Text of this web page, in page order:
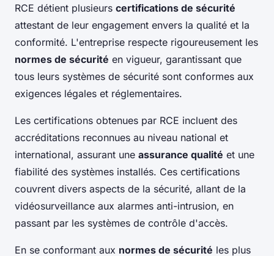
RCE détient plusieurs certifications de sécurité
attestant de leur engagement envers la qualité et la
conformité. L'entreprise respecte rigoureusement les
normes de sécurité en vigueur, garantissant que
tous leurs systèmes de sécurité sont conformes aux
exigences légales et réglementaires.
Les certifications obtenues par RCE incluent des
accréditations reconnues au niveau national et
international, assurant une assurance qualité et une
fiabilité des systèmes installés. Ces certifications
couvrent divers aspects de la sécurité, allant de la
vidéosurveillance aux alarmes anti-intrusion, en
passant par les systèmes de contrôle d'accès.
En se conformant aux normes de sécurité les plus